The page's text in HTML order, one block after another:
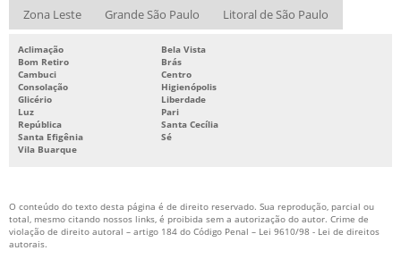
SISTEMA DE COMBATE A INCÊNDIO SPRINKLER
SISTEMA DE COMBATE CONTRA INCÊNDIOS
SISTEMA DE HIDRANTES PARA COMBATE A INCÊNDIO
SISTEMA DE PREVENÇÃO E COMBATE A INCÊNDIO
SISTEMA DE PROTEÇÃO CONTRA INCÊNDIO
SISTEMA DE PROTEÇÃO E COMBATE A INCÊNDIO
SISTEMA HIDRÁULICO DE COMBATE A INCÊNDIO
Zona Leste
Grande São Paulo Litoral de São Paulo
Aclimação
Bela Vista
Bom Retiro
Brás
Cambuci
Centro
Consolação
Higienópolis
Glicério
Liberdade
Luz
Pari
República
Santa Cecília
Santa Efigênia
Sé
Vila Buarque
O conteúdo do texto desta página é de direito reservado. Sua reprodução, parcial ou
total, mesmo citando nossos links, é proibida sem a autorização do autor. Crime de
violação de direito autoral – artigo 184 do Código Penal – Lei 9610/98 - Lei de direitos
autorais.